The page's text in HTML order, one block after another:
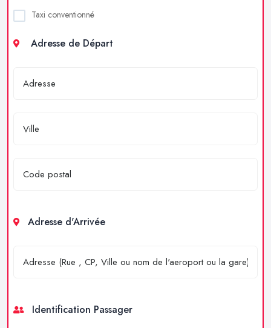
Taxi conventionné
Adresse de Départ
Adresse d'Arrivée
Identification Passager